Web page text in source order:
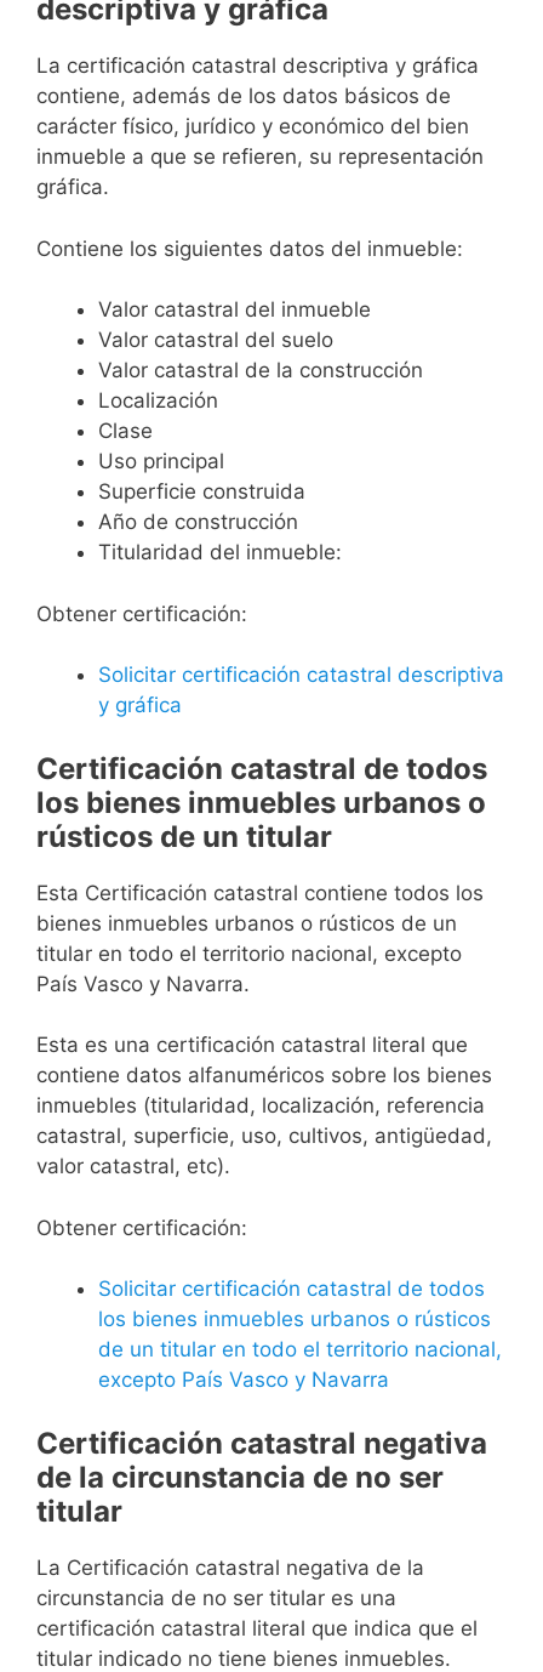
descriptiva y gráfica
La certificación catastral descriptiva y gráfica
contiene, además de los datos básicos de
carácter físico, jurídico y económico del bien
inmueble a que se refieren, su representación
gráfica.
Contiene los siguientes datos del inmueble:
Valor catastral del inmueble
Valor catastral del suelo
Valor catastral de la construcción
Localización
Clase
Uso principal
Superficie construida
Año de construcción
Titularidad del inmueble:
Obtener certificación:
Solicitar certificación catastral descriptiva
y gráfica
Certificación catastral de todos
los bienes inmuebles urbanos o
rústicos de un titular
Esta Certificación catastral contiene todos los
bienes inmuebles urbanos o rústicos de un
titular en todo el territorio nacional, excepto
País Vasco y Navarra.
Esta es una certificación catastral literal que
contiene datos alfanuméricos sobre los bienes
inmuebles (titularidad, localización, referencia
catastral, superficie, uso, cultivos, antigüedad,
valor catastral, etc).
Obtener certificación:
Solicitar certificación catastral de todos
los bienes inmuebles urbanos o rústicos
de un titular en todo el territorio nacional,
excepto País Vasco y Navarra
Certificación catastral negativa
de la circunstancia de no ser
titular
La Certificación catastral negativa de la
circunstancia de no ser titular es una
certificación catastral literal que indica que el
titular indicado no tiene bienes inmuebles.